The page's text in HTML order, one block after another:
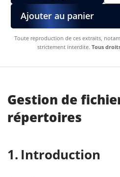
Ajouter au panier
Toute reproduction de ces extraits,
strictement interdite. Tous
Gestion de
répertoires
Introduction